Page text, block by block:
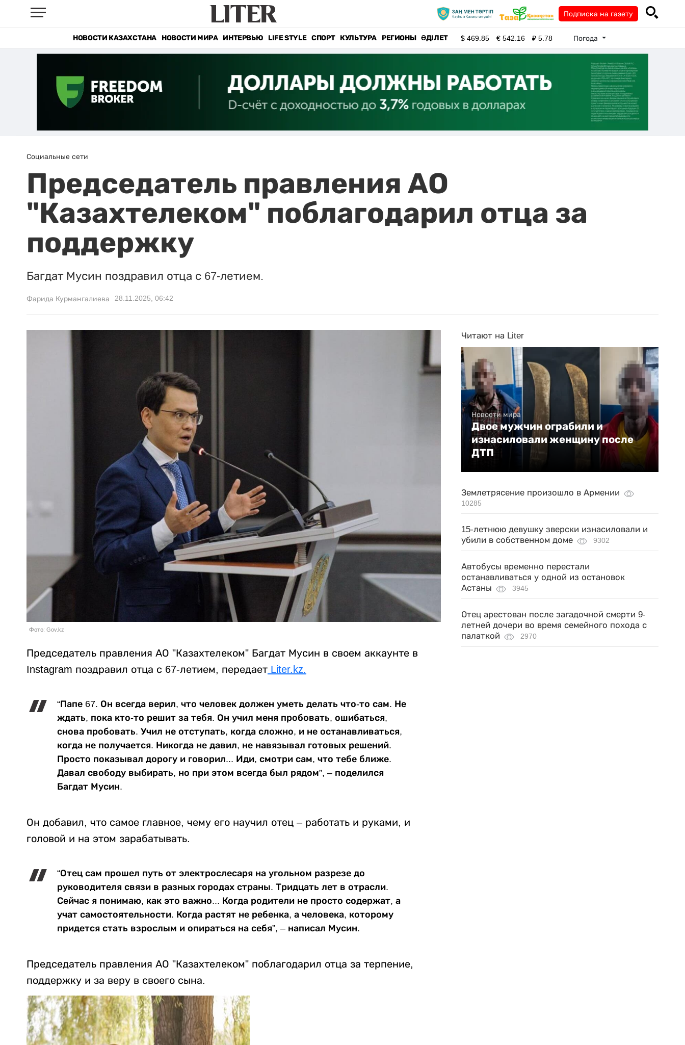
Подписка на газету
НОВОСТИ КАЗАХСТАНА НОВОСТИ МИРА ИНТЕРВЬЮ LIFE STYLE СПОРТ КУЛЬТУРА РЕГИОНЫ ӘДІЛЕТ $469.85 €542.16 ₽5.78 Погода
Социальные сети
Председатель правления АО
"Казахтелеком" поблагодарил отца за
поддержку
Багдат Мусин поздравил отца с 67-летием.
Фарида Курмангалиева 28.11.2025, 06:42
Фото: Gov.kz
Председатель правления АО "Казахтелеком" Багдат Мусин в своем аккаунте в
Instagram поздравил отца с 67-летием, передает Liter.kz.
“Папе 67. Он всегда верил, что человек должен уметь делать что-то сам. Не
ждать, пока кто-то решит за тебя. Он учил меня пробовать, ошибаться,
снова пробовать. Учил не отступать, когда сложно, и не останавливаться,
когда не получается. Никогда не давил, не навязывал готовых решений.
Просто показывал дорогу и говорил... Иди, смотри сам, что тебе ближе.
Давал свободу выбирать, но при этом всегда был рядом”, – поделился
Багдат Мусин.
Он добавил, что самое главное, чему его научил отец – работать и руками, и
головой и на этом зарабатывать.
“Отец сам прошел путь от электрослесаря на угольном разрезе до
руководителя связи в разных городах страны. Тридцать лет в отрасли.
Сейчас я понимаю, как это важно... Когда родители не просто содержат, а
учат самостоятельности. Когда растят не ребенка, а человека, которому
придется стать взрослым и опираться на себя”, – написал Мусин.
Председатель правления АО "Казахтелеком" поблагодарил отца за терпение,
поддержку и за веру в своего сына.
Читают на Liter
Новости мира
Двое мужчин ограбили и
изнасиловали женщину после
ДТП
Землетрясение произошло в Армении
10285
15-летнюю девушку зверски изнасиловали и
убили в собственном доме
9302
Автобусы временно перестали
останавливаться у одной из остановок
Астаны
3945
Отец арестован после загадочной смерти 9-
летней дочери во время семейного похода с
палаткой
2970